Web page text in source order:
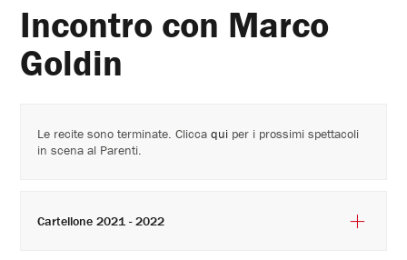
Incontro con Marco
Goldin
Le recite sono terminate. Cliccaqui per i prossimi spettacoli
in scena al Parenti.
Cartellone 2021 - 2022